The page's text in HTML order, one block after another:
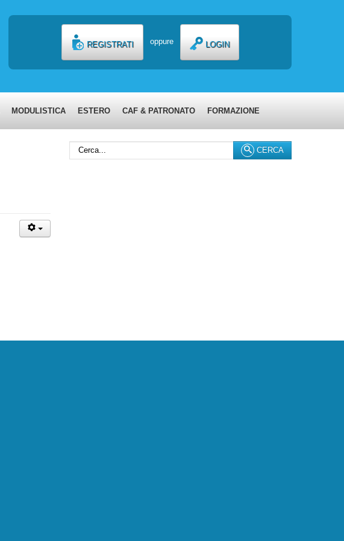
REGISTRATI oppure LOGIN
MODULISTICA ESTERO CAF & PATRONATO FORMAZIONE
CERCA
Cerca...